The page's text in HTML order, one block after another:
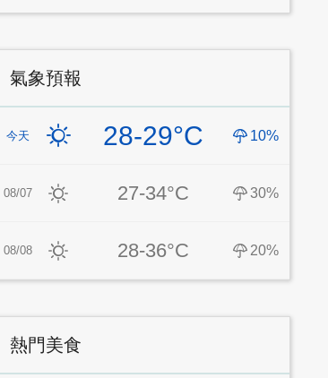
氣象預報
今天 28-29°C 10%
08/07 27-34°C 30%
08/08 28-36°C 20%
熱門美食